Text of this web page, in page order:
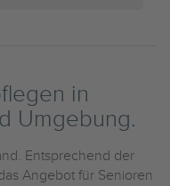
in
Umgebung.
Entsprechend der
Angebot für Senioren